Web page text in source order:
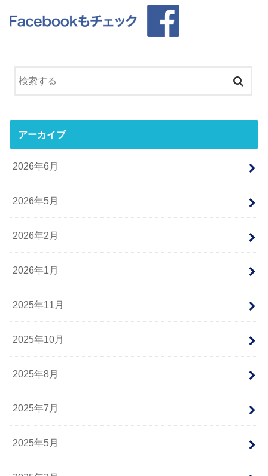
アーカイブ
2026年6月
2026年5月
2026年2月
2026年1月
2025年11月
2025年10月
2025年8月
2025年7月
2025年5月